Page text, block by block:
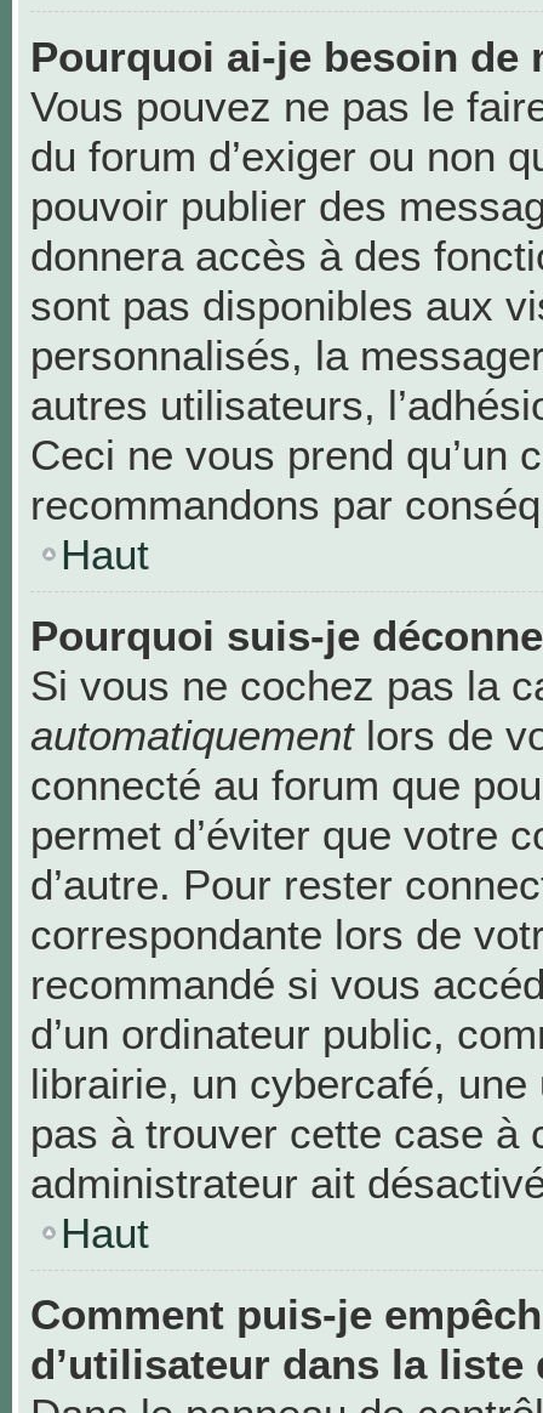
Pourquoi ai-je besoin de
Vous pouvez ne pas le
du forum d’exiger ou non
pouvoir publier des
donnera accès à des
sont pas disponibles aux
personnalisés, la
autres utilisateurs,
Ceci ne vous prend qu’un
recommandons par
Haut
Pourquoi suis-je
Si vous ne cochez pas la
automatiquementlors de
connecté au forum que
permet d’éviter que votre
d’autre. Pour rester
correspondante lors de
recommandé si vous
d’un ordinateur public,
librairie, un cybercafé,
pas à trouver cette case à
administrateur ait
Haut
Comment puis-je
d’utilisateur dans la